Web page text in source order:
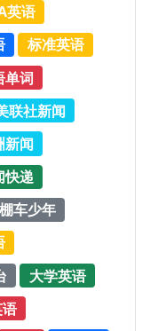
英语
标准英语
单词
联社新闻
新闻
快递
棚车少年
大学英语